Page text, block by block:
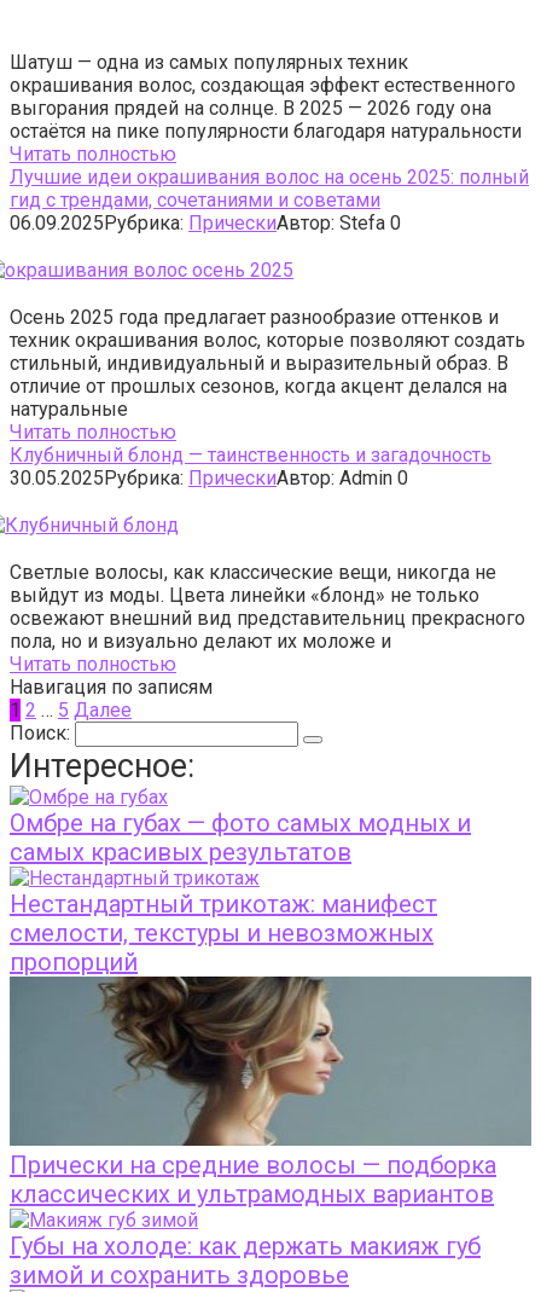
Шатуш — одна из самых популярных техник
окрашивания волос, создающая эффект естественного
выгорания прядей на солнце. В 2025 — 2026 году она
остаётся на пике популярности благодаря натуральности
Читать полностью
Лучшие идеи окрашивания волос на осень 2025: полный
гид с трендами, сочетаниями и советами
06.09.2025 Рубрика: ПрическиАвтор: Stefa 0
Осень 2025 года предлагает разнообразие оттенков и
техник окрашивания волос, которые позволяют создать
стильный, индивидуальный и выразительный образ. В
отличие от прошлых сезонов, когда акцент делался на
натуральные
Читать полностью
Клубничный блонд — таинственность и загадочность
30.05.2025 Рубрика: ПрическиАвтор: Admin 0
Светлые волосы, как классические вещи, никогда не
выйдут из моды. Цвета линейки «блонд» не только
освежают внешний вид представительниц прекрасного
пола, но и визуально делают их моложе и
Читать полностью
Навигация по записям
1 2 … 5 Далее
Поиск:
Интересное:
Омбре на губах — фото самых модных и
самых красивых результатов
Нестандартный трикотаж: манифест
смелости, текстуры и невозможных
пропорций
Прически на средние волосы — подборка
классических и ультрамодных вариантов
Губы на холоде: как держать макияж губ
зимой и сохранить здоровье